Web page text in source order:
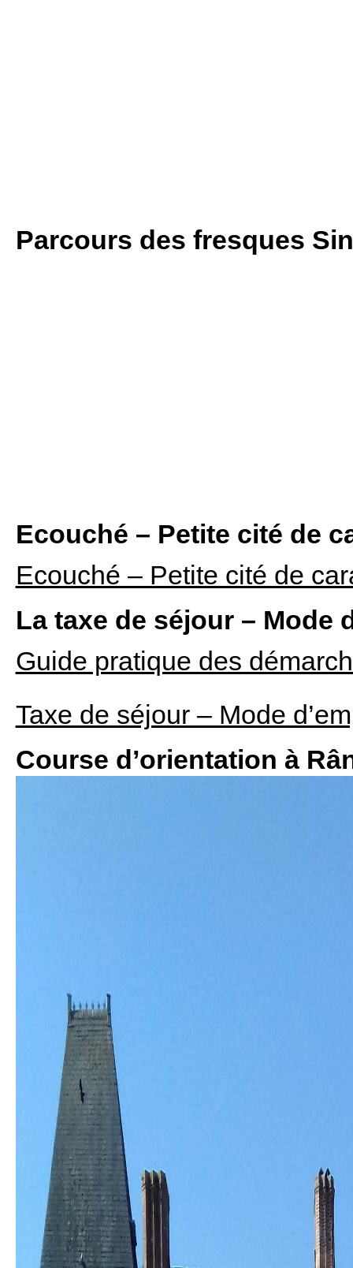
Parcours des fresques
Ecouché – Petite cité de
Ecouché – Petite cité de
La taxe de séjour – Mode
Guide pratique des
Taxe de séjour – Mode
Course d’orientation à